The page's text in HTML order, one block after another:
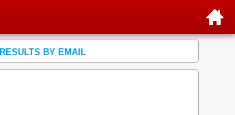
RESULTS BY EMAIL